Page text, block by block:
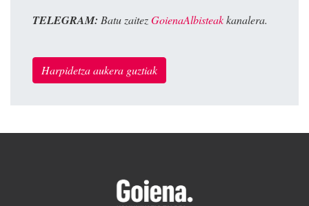
TELEGRAM: Batu zaitezGoienaAlbisteakkanalera.
Harpidetza aukera guztiak